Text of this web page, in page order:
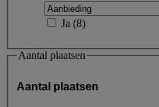
Ja (8)
Aantal plaatsen
Aantal plaatsen